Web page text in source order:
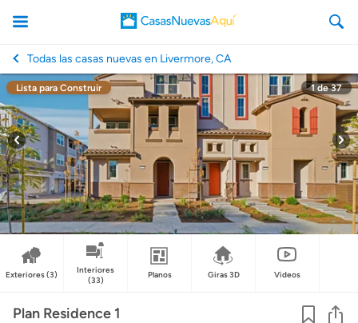
CasasNuevasAqui
Todas las casas nuevas en Livermore, CA
Lista para Construir 1 de37
Exteriores(3)
Interiores
(33)
Planos Giras 3D Videos
Plan Residence 1